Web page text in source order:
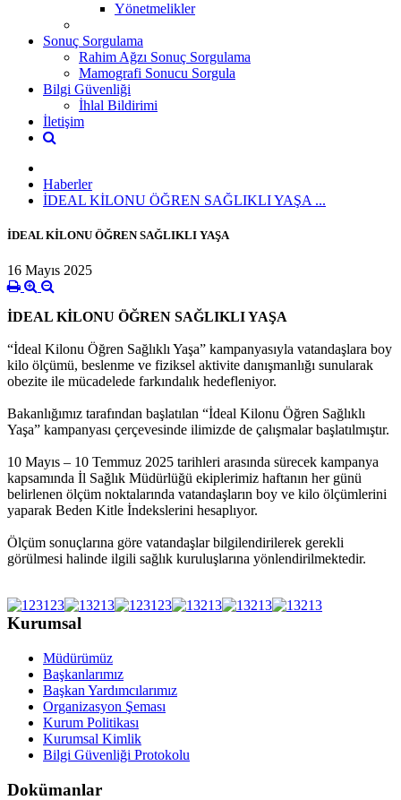
Yönetmelikler
Sonuç Sorgulama
Rahim Ağzı Sonuç Sorgulama
Mamografi Sonucu Sorgula
Bilgi Güvenliği
İhlal Bildirimi
İletişim
Haberler
İDEAL KİLONU ÖĞREN SAĞLIKLI YAŞA ...
İDEAL KİLONU ÖĞREN SAĞLIKLI YAŞA
16 Mayıs 2025
İDEAL KİLONU ÖĞREN SAĞLIKLI YAŞA
“İdeal Kilonu Öğren Sağlıklı Yaşa” kampanyasıyla vatandaşlara boy
kilo ölçümü, beslenme ve fiziksel aktivite danışmanlığı sunularak
obezite ile mücadelede farkındalık hedefleniyor.
Bakanlığımız tarafından başlatılan “İdeal Kilonu Öğren Sağlıklı
Yaşa” kampanyası çerçevesinde ilimizde de çalışmalar başlatılmıştır.
10 Mayıs – 10 Temmuz 2025 tarihleri arasında sürecek kampanya
kapsamında İl Sağlık Müdürlüğü ekiplerimiz haftanın her günü
belirlenen ölçüm noktalarında vatandaşların boy ve kilo ölçümlerini
yaparak Beden Kitle İndekslerini hesaplıyor.
Ölçüm sonuçlarına göre vatandaşlar bilgilendirilerek gerekli
görülmesi halinde ilgili sağlık kuruluşlarına yönlendirilmektedir.
Kurumsal
Müdürümüz
Başkanlarımız
Başkan Yardımcılarımız
Organizasyon Şeması
Kurum Politikası
Kurumsal Kimlik
Bilgi Güvenliği Protokolu
Dokümanlar